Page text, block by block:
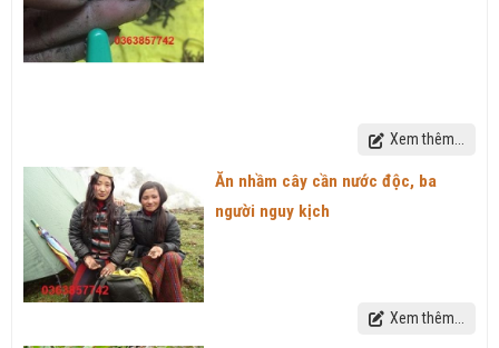
Xem thêm...
Ăn nhầm cây cần nước độc, ba
người nguy kịch
Xem thêm...